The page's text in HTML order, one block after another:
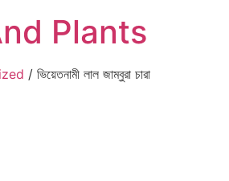
Plants
/ ভিয়েতনামী লাল জাম্বুরা চারা